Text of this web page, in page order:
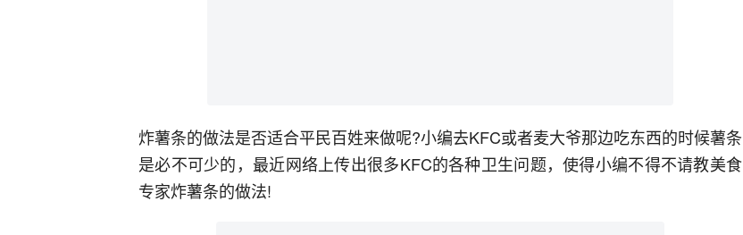
炸薯条的做法是否适合平民百姓来做呢?小编去KFC或者麦大爷那边吃东西的时候薯条
是必不可少的，最近网络上传出很多KFC的各种卫生问题，使得小编不得不请教美食
专家炸薯条的做法!